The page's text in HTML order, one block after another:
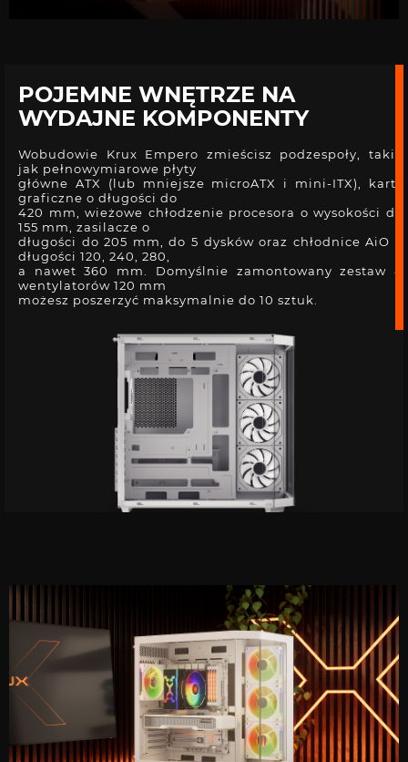
POJEMNE WNĘTRZE NA
WYDAJNE KOMPONENTY
Wobudowie Krux Empero zmieścisz podzespoły, takie
jak pełnowymiarowe płyty
główne ATX (lub mniejsze microATX i mini-ITX), karty
graficzne o długości do
420 mm, wieżowe chłodzenie procesora o wysokości do
155 mm, zasilacze o
długości do 205 mm, do 5 dysków oraz chłodnice AiO o
długości 120, 240, 280,
a nawet 360 mm. Domyślnie zamontowany zestaw 4
wentylatorów 120 mm
możesz poszerzyć maksymalnie do 10 sztuk.